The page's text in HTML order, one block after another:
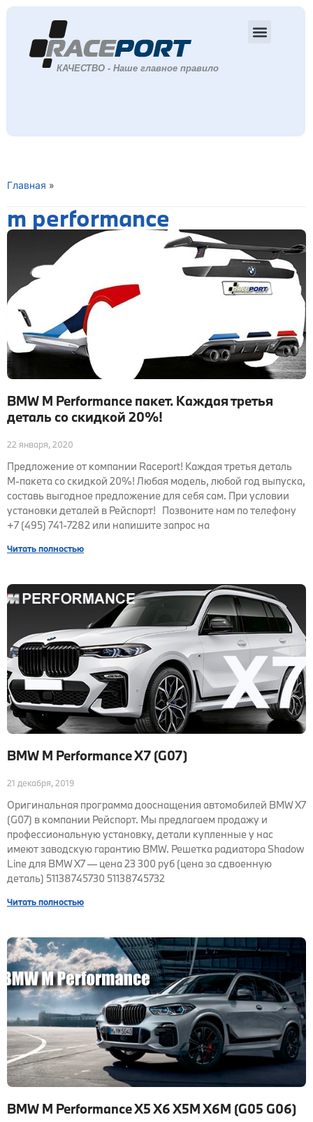
Главная »
m performance
BMW M Performance пакет. Каждая третья
деталь со скидкой 20%!
22 января, 2020
Предложение от компании Raceport! Каждая третья деталь
М-пакета со скидкой 20%! Любая модель, любой год выпуска,
составь выгодное предложение для себя сам. При условии
установки деталей в Рейспорт! Позвоните нам по телефону
+7 (495) 741-7282 или напишите запрос на
Читать полностью
BMW M Performance X7 (G07)
21 декабря, 2019
Оригинальная программа дооснащения автомобилей BMW X7
(G07) в компании Рейспорт. Мы предлагаем продажу и
профессиональную установку, детали купленные у нас
имеют заводскую гарантию BMW. Решетка радиатора Shadow
Line для BMW X7 — цена 23 300 руб (цена за сдвоенную
деталь) 51138745730 51138745732
Читать полностью
BMW M Performance X5 X6 X5M X6M (G05 G06)